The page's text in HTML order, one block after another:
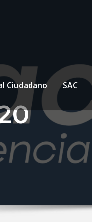
Ciudadano SAC